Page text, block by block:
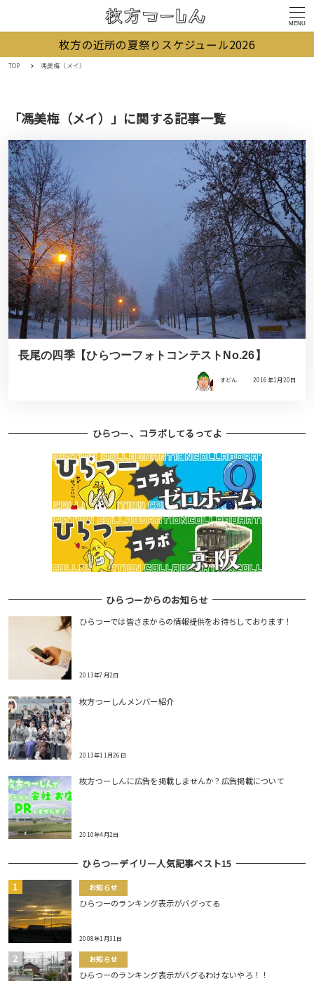
MENU
枚方の近所の夏祭りスケジュール2026
TOP 馮美梅（メイ）
「馮美梅（メイ）」に関する記事一覧
長尾の四季【ひらつーフォトコンテストNo.26】
すどん 2016年1月20日
ひらつー、コラボしてるってよ
ひらつーからのお知らせ
ひらつーでは皆さまからの情報提供をお待ちしております！
2013年7月2日
枚方つーしんメンバー紹介
2013年11月26日
枚方つーしんに広告を掲載しませんか？広告掲載について
2010年4月2日
ひらつーデイリー人気記事ベスト15
お知らせ
ひらつーのランキング表示がバグってる
2008年1月31日
お知らせ
ひらつーのランキング表示がバグるわけないやろ！！